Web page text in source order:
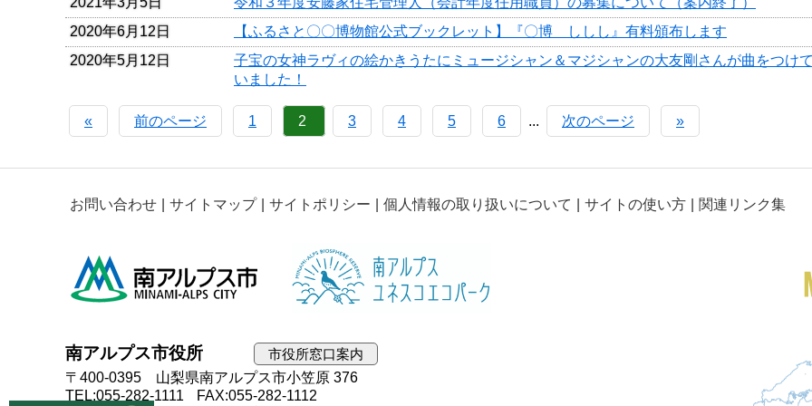
2020年6月12日
【ふるさと〇〇博物館公式ブックレット】『〇博 ししし』有料頒布します
2020年5月12日
子宝の女神ラヴィの絵かきうたにミュージシャン＆マジシャンの大友剛さんが曲をつけ
いました！
« 前のページ 1 2 3 4 5 6 ... 次のページ »
お問い合わせ サイトマップ サイトポリシー 個人情報の取り扱いについて サイトの使い方 関連リンク集
南アルプス市役所
市役所窓口案内
〒400-0395 山梨県南アルプス市小笠原 376
TEL:055-282-1111
FAX:055-282-1112